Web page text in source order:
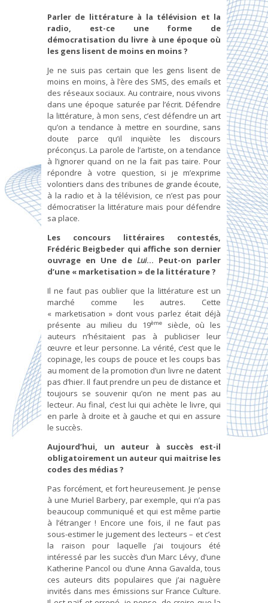
Parler de littérature à la télévision et la
radio, est-ce une forme de
démocratisation du livre à une époque où
les gens lisent de moins en moins ?
Je ne suis pas certain que les gens lisent de
moins en moins, à l’ère des SMS, des emails et
des réseaux sociaux. Au contraire, nous vivons
dans une époque saturée par l’écrit. Défendre
la littérature, à mon sens, c’est défendre un art
qu’on a tendance à mettre en sourdine, sans
doute parce qu’il inquiète les discours
préconçus. La parole de l’artiste, on a tendance
à l’ignorer quand on ne la fait pas taire. Pour
répondre à votre question, si je m’exprime
volontiers dans des tribunes de grande écoute,
à la radio et à la télévision, ce n’est pas pour
démocratiser la littérature mais pour défendre
sa place.
Les concours littéraires contestés,
Frédéric Beigbeder qui affiche son dernier
ouvrage en Une de Lui… Peut-on parler
d’une « marketisation » de la littérature ?
Il ne faut pas oublier que la littérature est un
marché comme les autres. Cette
« marketisation » dont vous parlez était déjà
présente au milieu du 19èmesiècle, où les
auteurs n’hésitaient pas à publiciser leur
œuvre et leur personne. La vérité, c’est que le
copinage, les coups de pouce et les coups bas
au moment de la promotion d’un livre ne datent
pas d’hier. Il faut prendre un peu de distance et
toujours se souvenir qu’on ne ment pas au
lecteur. Au final, c’est lui qui achète le livre, qui
en parle à droite et à gauche et qui en assure
le succès.
Aujourd’hui, un auteur à succès est-il
obligatoirement un auteur qui maitrise les
codes des médias ?
Pas forcément, et fort heureusement. Je pense
à une Muriel Barbery, par exemple, qui n’a pas
beaucoup communiqué et qui est même partie
à l’étranger ! Encore une fois, il ne faut pas
sous-estimer le jugement des lecteurs – et c’est
la raison pour laquelle j’ai toujours été
intéressé par les succès d’un Marc Lévy, d’une
Katherine Pancol ou d’une Anna Gavalda, tous
ces auteurs dits populaires que j’ai naguère
invités dans mes émissions sur France Culture.